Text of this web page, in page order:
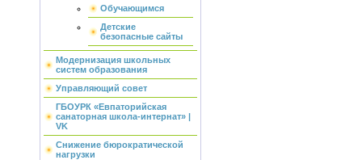
Обучающимся
Детские
безопасные сайты
Модернизация школьных
систем образования
Управляющий совет
ГБОУРК «Евпаторийская
санаторная школа-интернат» |
VK
Снижение бюрократической
нагрузки